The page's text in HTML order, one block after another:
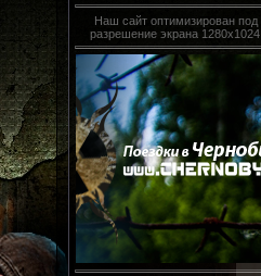
Наш сайт оптимизирован под
разрешение экрана 1280х1024.